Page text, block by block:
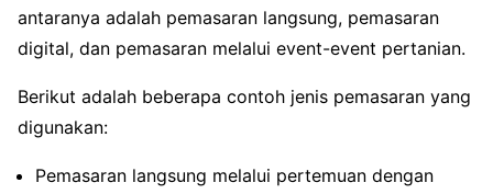
antaranya adalah pemasaran langsung, pemasaran
digital, dan pemasaran melalui event-event pertanian.
Berikut adalah beberapa contoh jenis pemasaran yang
digunakan:
Pemasaran langsung melalui pertemuan dengan